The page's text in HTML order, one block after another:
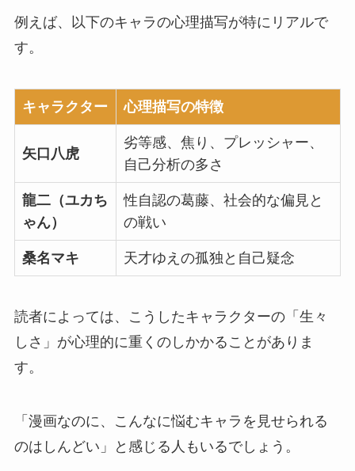
例えば、以下のキャラの心理描写が特にリアルで
す。
キャラクター 心理描写の特徴
矢口八虎
劣等感、焦り、プレッシャー、
自己分析の多さ
龍二（ユカち
ゃん）
性自認の葛藤、社会的な偏見と
の戦い
桑名マキ 天才ゆえの孤独と自己疑念
読者によっては、
こうしたキャラクターの「生々
しさ」が心理的に重くのしかかる ことがありま
す。
「漫画なのに、こんなに悩むキャラを見せられる
のはしんどい」と感じる人もいるでしょう。